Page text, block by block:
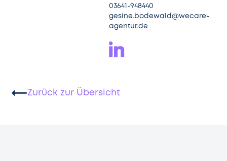
03641-948440
gesine.bodewald@wecare-
agentur.de
Zurück zur Übersicht